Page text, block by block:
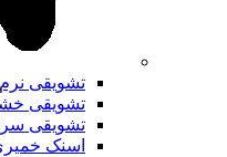
تشویقی
تشویقی
تشویقی
اسنک